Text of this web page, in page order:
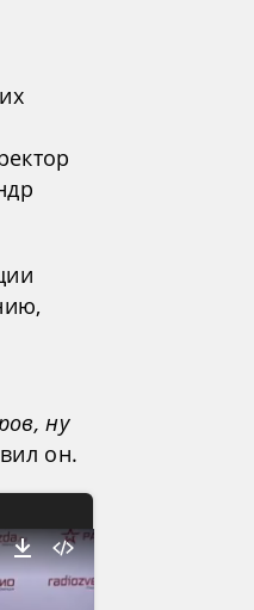
ну
он.